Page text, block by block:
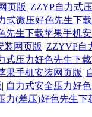
页版| ZZYP自力式
式微压好色先生下
先生下载苹果手机
装网页版| ZZYVP自
式压力好色先生下
果手机安装网页版|
| 自力式安全压力好
力(差压)好色先生